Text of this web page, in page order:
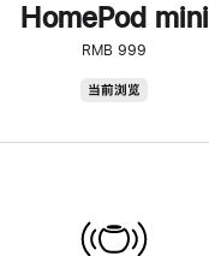
HomePod mini
RMB 999
当前浏览